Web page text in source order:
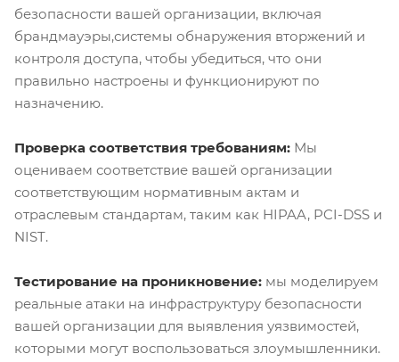
безопасности вашей организации, включая
брандмауэры,системы обнаружения вторжений и
контроля доступа, чтобы убедиться, что они
правильно настроены и функционируют по
назначению.
Проверка соответствия требованиям: Мы
оцениваем соответствие вашей организации
соответствующим нормативным актам и
отраслевым стандартам, таким как HIPAA, PCI-DSS и
NIST.
Тестирование на проникновение: мы моделируем
реальные атаки на инфраструктуру безопасности
вашей организации для выявления уязвимостей,
которыми могут воспользоваться злоумышленники.